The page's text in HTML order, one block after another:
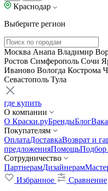
Краснодар
Выберите регион
Москва Анапа Владимир
Ростов Симферополь Сочи
Иваново Вологда Кострома
Севастополь Тула
где купить
О компании
О Краски.руБрендыБлог
Покупателям
ОплатаДоставкаВозврат и
предложенияПомощьПодбор
Сотрудничество
ПартнерамДизайнерам
Избранное
Сравнение